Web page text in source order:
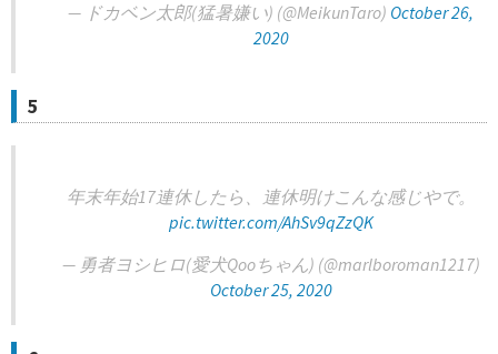
— ドカベン太郎(猛暑嫌い) (@MeikunTaro) October 26,
2020
5
年末年始17連休したら、連休明けこんな感じやで。
pic.twitter.com/AhSv9qZzQK
— 勇者ヨシヒロ(愛犬Qooちゃん) (@marlboroman1217)
October 25, 2020